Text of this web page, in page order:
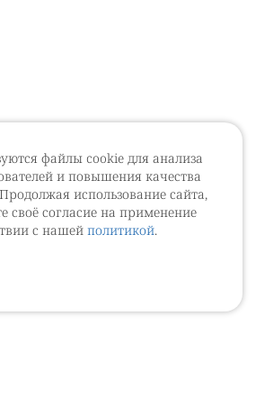
файлы cookie для анализа
и повышения качества
использование сайта,
своё согласие на применение
с нашей политикой.